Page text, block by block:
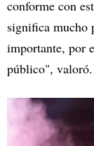
conforme con
significa mucho
importante, por
público", valoró.